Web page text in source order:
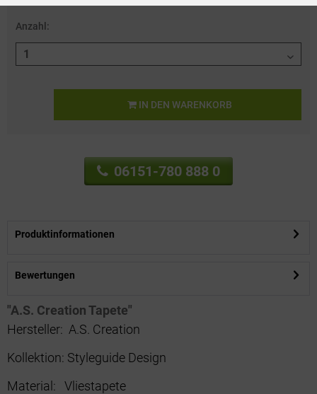
Anzahl:
IN DEN WARENKORB
06151-780 888 0
Produktinformationen
Bewertungen
"A.S. Creation Tapete"
Hersteller: A.S. Creation
Kollektion: Styleguide Design
Material:
Vliestapete